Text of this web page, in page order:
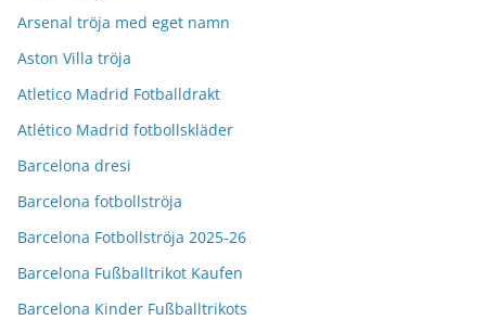
Arsenal tröja med eget namn
Aston Villa tröja
Atletico Madrid Fotballdrakt
Atlético Madrid fotbollskläder
Barcelona dresi
Barcelona fotbollströja
Barcelona Fotbollströja 2025-26
Barcelona Fußballtrikot Kaufen
Barcelona Kinder Fußballtrikots